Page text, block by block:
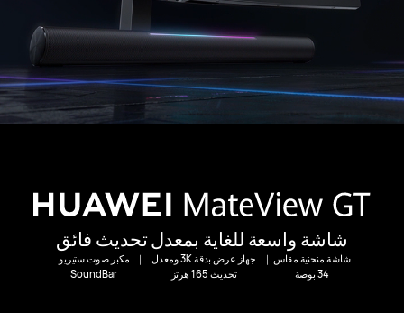
شاشة واسعة للغاية بمعدل تحديث فائق
شاشة منحنية مقاس
34 بوصة
｜
جهاز عرض بدقة 3K ومعدل
تحديث 165 هرتز
｜
مكبر صوت ستيريو
SoundBar